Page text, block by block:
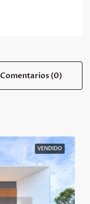
Comentarios (0)
VENDIDO